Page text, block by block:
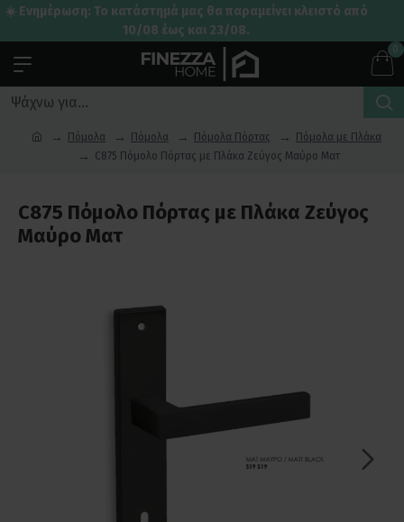
☀️ Ενημέρωση: Το κατάστημά μας θα παραμείνει κλειστό από
10/08 έως και 23/08.
0
Πόμολα Πόμολα Πόμολα Πόρτας
Πόμολα με Πλάκα
C875 Πόμολο Πόρτας με Πλάκα Ζεύγος Μαύρο Ματ
C875 Πόμολο Πόρτας με Πλάκα Ζεύγος
Μαύρο Ματ